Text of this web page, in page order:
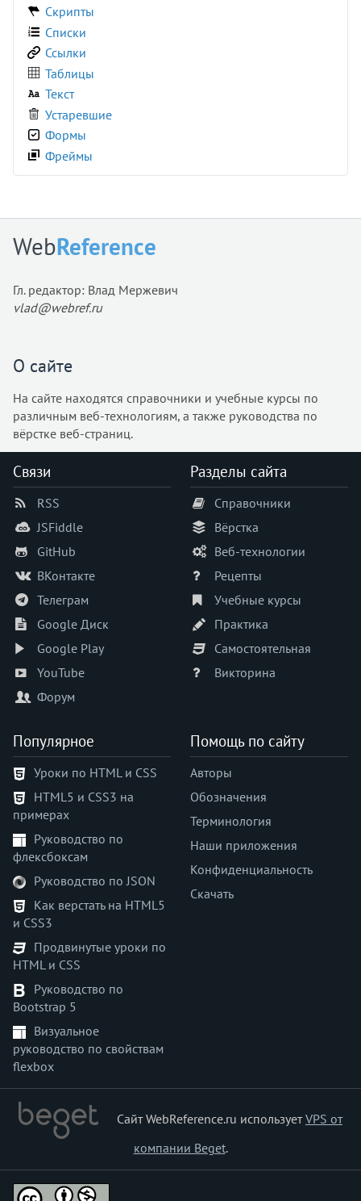
<source>
<spacer>
<span>
<strong>
<style>
<sub>
<td>
<textarea>
<tfoot>
<thead>
<title>
<tr>
<track>
<u>
<ul>
<var>
<video>
<wbr>
Скрипты
Списки
Ссылки
Таблицы
Текст
Устаревшие
Формы
Фреймы
WebReference
Гл. редактор: Влад Мержевич
vlad@webref.ru
О сайте
На сайте находятся справочники и учебные курсы по
различным веб-технологиям, а также руководства по
вёрстке веб-страниц.
Связи
RSS
JSFiddle
GitHub
ВКонтакте
Телеграм
Google Диск
Google Play
YouTube
Форум
Разделы сайта
Справочники
Вёрстка
Веб-технологии
Рецепты
Учебные курсы
Практика
Самостоятельная
Викторина
Популярное
Уроки по HTML и CSS
HTML5 и CSS3 на
примерах
Руководство по
флексбоксам
Руководство по JSON
Как верстать на HTML5
и CSS3
Продвинутые уроки по
HTML и CSS
Руководство по
Bootstrap 5
Визуальное
руководство по свойствам
flexbox
Помощь по сайту
Авторы
Обозначения
Терминология
Наши приложения
Конфиденциальность
Скачать
Сайт WebReference.ru используетVPS от
компании Beget.